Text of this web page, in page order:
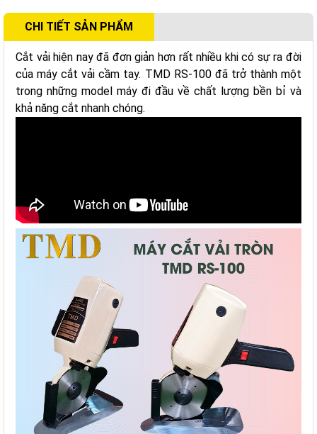
CHI TIẾT SẢN PHẨM
Cắt vải hiện nay đã đơn giản hơn rất nhiều khi có sự ra đời
của máy cắt vải cầm tay. TMD RS-100 đã trở thành một
trong những model máy đi đầu về chất lượng bền bỉ và
khả năng cắt nhanh chóng.